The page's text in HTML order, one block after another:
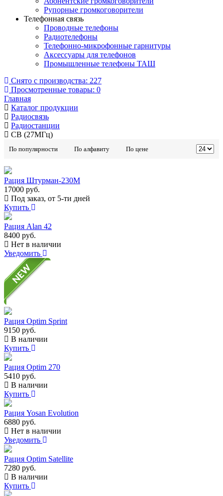
Рупорные громкоговорители
Телефонная связь
Проводные телефоны
Радиотелефоны
Телефонно-микрофонные гарнитуры
Аксессуары для телефонов
Промышленные телефоны ТАШ
Снято с производства: 227
Просмотренные товары: 0
Главная
Каталог продукции
Радиосвязь
Радиостанции
CB (27МГц)
По популярности По алфавиту По цене
Рация Штурман-230М
17000 руб.
Под заказ, от 5-ти дней
Купить
Рация Alan 42
8400 руб.
Нет в наличии
Уведомить
Рация Optim Sprint
9150 руб.
В наличии
Купить
Рация Optim 270
5410 руб.
В наличии
Купить
Рация Yosan Evolution
6880 руб.
Нет в наличии
Уведомить
Рация Optim Satellite
7280 руб.
В наличии
Купить